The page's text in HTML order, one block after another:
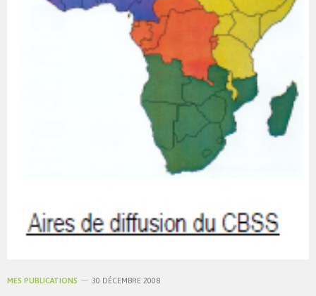
MES PUBLICATIONS 30 DÉCEMBRE 2008